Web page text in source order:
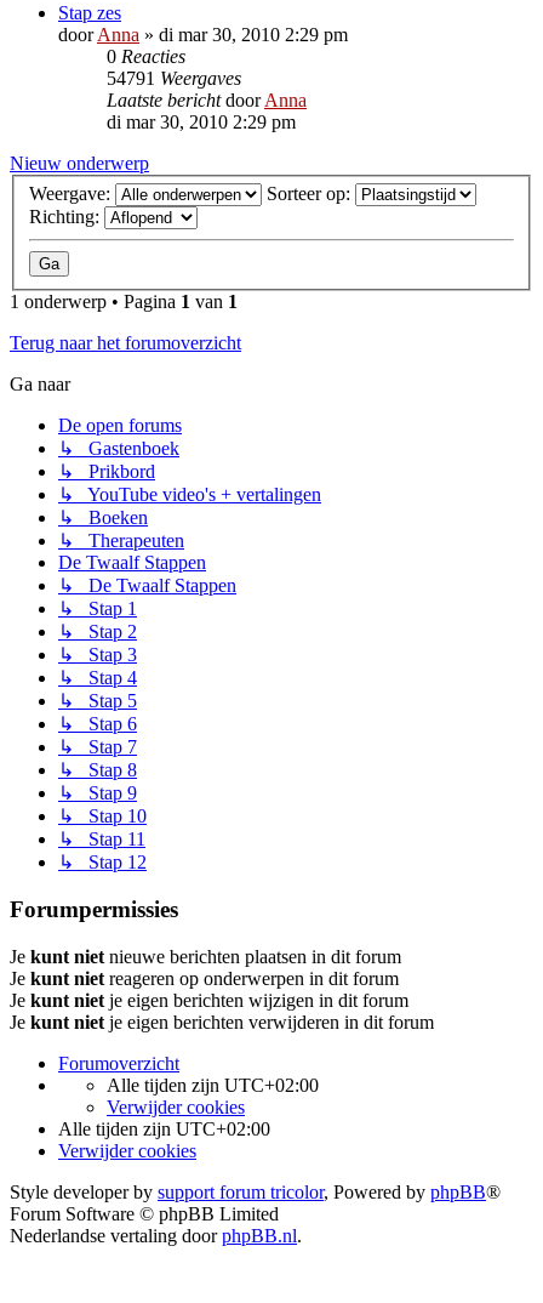
Stap zes
doorAnna » di mar 30, 2010 2:29 pm
0 Reacties
54791 Weergaves
Laatste berichtdoorAnna
di mar 30, 2010 2:29 pm
Nieuw onderwerp
Weergave:
Sorteer op:
Richting:
1 onderwerp • Pagina 1 van 1
Terug naar het forumoverzicht
Ga naar
De open forums
↳ Gastenboek
↳ Prikbord
↳ YouTube video's + vertalingen
↳ Boeken
↳ Therapeuten
De Twaalf Stappen
↳ De Twaalf Stappen
↳ Stap 1
↳ Stap 2
↳ Stap 3
↳ Stap 4
↳ Stap 5
↳ Stap 6
↳ Stap 7
↳ Stap 8
↳ Stap 9
↳ Stap 10
↳ Stap 11
↳ Stap 12
Forumpermissies
Je kunt niet nieuwe berichten plaatsen in dit forum
Je kunt niet reageren op onderwerpen in dit forum
Je kunt niet je eigen berichten wijzigen in dit forum
Je kunt niet je eigen berichten verwijderen in dit forum
Forumoverzicht
Alle tijden zijn UTC+02:00
Verwijder cookies
Alle tijden zijn UTC+02:00
Verwijder cookies
Style developer by support forum tricolor, Powered by phpBB®
Forum Software © phpBB Limited
Nederlandse vertaling doorphpBB.nl.